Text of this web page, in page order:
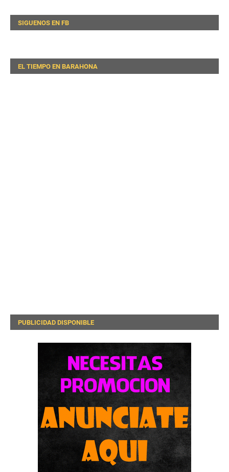
SIGUENOS EN FB
EL TIEMPO EN BARAHONA
PUBLICIDAD DISPONIBLE